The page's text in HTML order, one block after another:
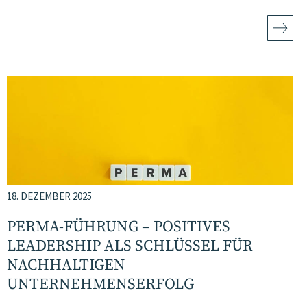
18. DEZEMBER 2025
PERMA-FÜHRUNG – POSITIVES
LEADERSHIP ALS SCHLÜSSEL FÜR
NACHHALTIGEN
UNTERNEHMENSERFOLG